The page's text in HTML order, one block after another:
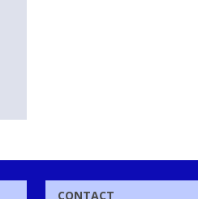
CONTACT